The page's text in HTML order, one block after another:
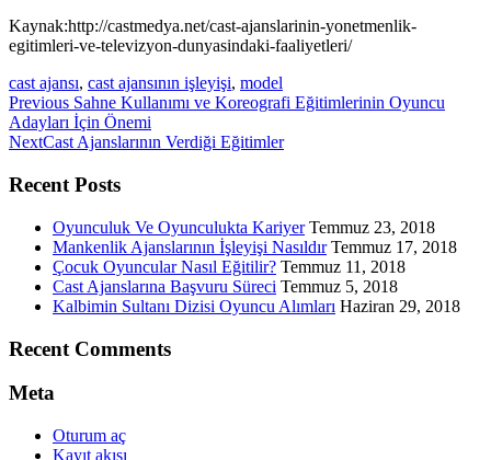
Kaynak:http://castmedya.net/cast-ajanslarinin-yonetmenlik-
egitimleri-ve-televizyon-dunyasindaki-faaliyetleri/
cast ajansı, cast ajansının işleyişi, model
PreviousPrevious
post:
Sahne Kullanımı ve Koreografi Eğitimlerinin Oyuncu
Adayları İçin Önemi
NextNext
Cast Ajanslarının Verdiği Eğitimler
Recent Posts
Oyunculuk Ve Oyunculukta Kariyer Temmuz 23, 2018
Mankenlik Ajanslarının İşleyişi Nasıldır Temmuz 17, 2018
Çocuk Oyuncular Nasıl Eğitilir? Temmuz 11, 2018
Cast Ajanslarına Başvuru Süreci Temmuz 5, 2018
Kalbimin Sultanı Dizisi Oyuncu Alımları Haziran 29, 2018
Recent Comments
Meta
Oturum aç
Kayıt akışı